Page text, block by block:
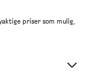
priser som mulig,